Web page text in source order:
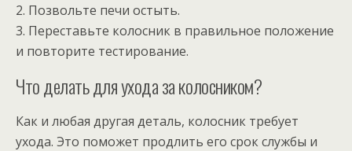
2. Позвольте печи остыть.
3. Переставьте колосник в правильное положение
и повторите тестирование.
Что делать для ухода за колосником?
Как и любая другая деталь, колосник требует
ухода. Это поможет продлить его срок службы и